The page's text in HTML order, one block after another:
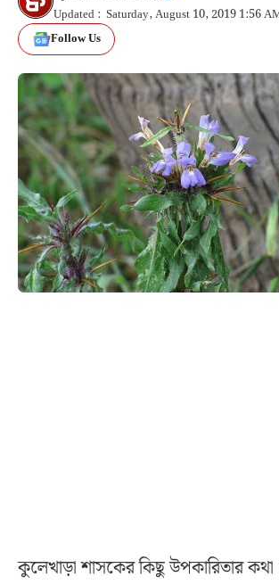
Updated : Saturday, August 10, 2019 1:56
Follow Us
কুলেখাড়া শাসকের কিছু উপকারিতার